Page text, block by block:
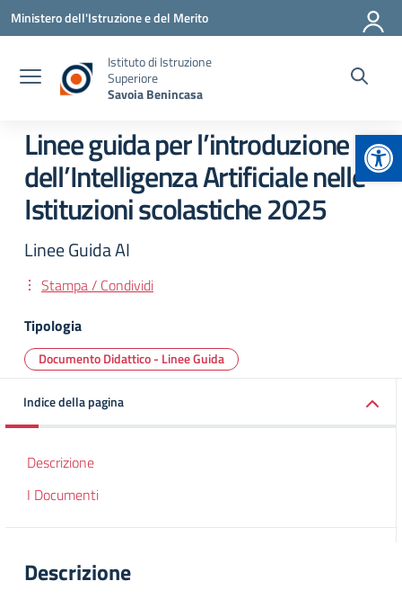
Vai ai contenuti
Vai al menu di navigazione
Vai al footer
Ministero dell'Istruzione e del Merito
Istituto di Istruzione
Superiore
Savoia Benincasa
Linee guida per l’introduzione
dell’Intelligenza Artificiale nelle
Istituzioni scolastiche 2025
Linee Guida AI
Stampa / Condividi
Tipologia
Documento Didattico - Linee Guida
Indice della pagina
Descrizione
I Documenti
Descrizione